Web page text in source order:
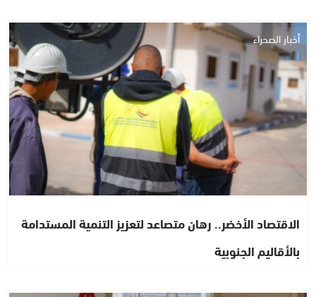
أخبار الصحراء
الاقتصاد الأخضر.. رهان متصاعد لتعزيز التنمية المستدامة
بالأقاليم الجنوبية